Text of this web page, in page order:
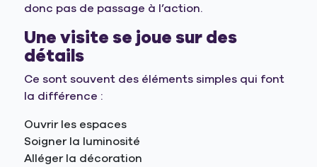
donc pas de passage à l’action.
Une visite se joue sur des
détails
Ce sont souvent des éléments simples qui font
la différence :
Ouvrir les espaces
Soigner la luminosité
Alléger la décoration